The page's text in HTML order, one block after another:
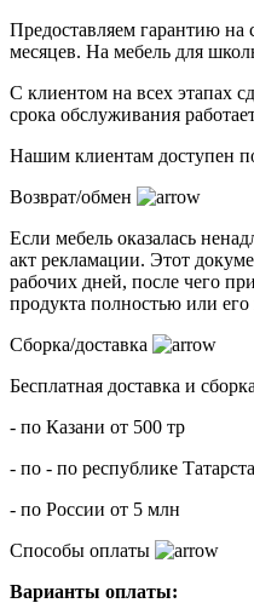
Предоставляем гарантию на
месяцев. На мебель для
С клиентом на всех этапах
срока обслуживания
Нашим клиентам доступен
Возврат/обмен
Если мебель оказалась
акт рекламации. Этот
рабочих дней, после чего
продукта полностью или
Сборка/доставка
Бесплатная доставка и
- по Казани от 500 тр
- по - по республике
- по России от 5 млн
Способы оплаты
Варианты оплаты: